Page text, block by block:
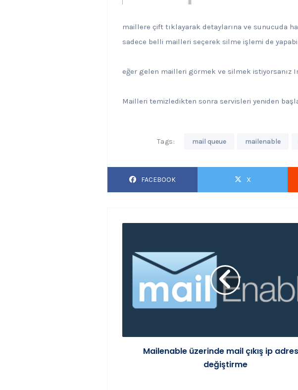
maillere çift tıklayarak detaylarına ve sunucuda
sadece belli mailleri seçerek silme işlemi de
eğer gelen mailleri görmek ve silmek istiyorsanız
Mailleri temizledikten sonra servisleri yeniden
Tags: mail queue mailenable
FACEBOOK X
Mailenable üzerinde mail çıkış ip
değiştirme